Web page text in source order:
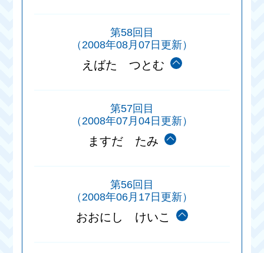
第58回目
（2008年08月07日更新）
えばた つとむ
第57回目
（2008年07月04日更新）
ますだ たみ
第56回目
（2008年06月17日更新）
おおにし けいこ